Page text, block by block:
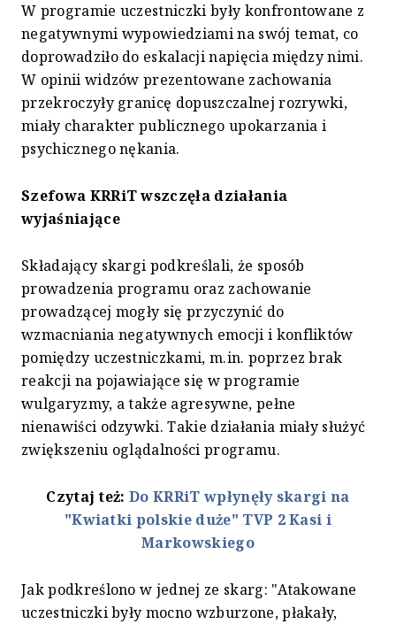
W programie uczestniczki były konfrontowane z
negatywnymi wypowiedziami na swój temat, co
doprowadziło do eskalacji napięcia między nimi.
W opinii widzów prezentowane zachowania
przekroczyły granicę dopuszczalnej rozrywki,
miały charakter publicznego upokarzania i
psychicznego nękania.
Szefowa KRRiT wszczęła działania
wyjaśniające
Składający skargi podkreślali, że sposób
prowadzenia programu oraz zachowanie
prowadzącej mogły się przyczynić do
wzmacniania negatywnych emocji i konfliktów
pomiędzy uczestniczkami, m.in. poprzez brak
reakcji na pojawiające się w programie
wulgaryzmy, a także agresywne, pełne
nienawiści odzywki. Takie działania miały służyć
zwiększeniu oglądalności programu.
Czytaj też:Do KRRiT wpłynęły skargi na
"Kwiatki polskie duże" TVP 2 Kasi i
Markowskiego
Jak podkreślono w jednej ze skarg: "Atakowane
uczestniczki były mocno wzburzone, płakały,